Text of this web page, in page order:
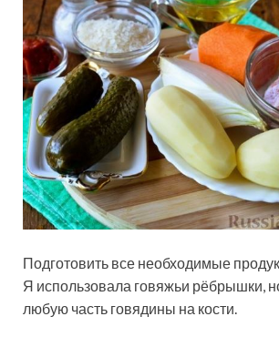
Подготовить все необходимые
Я использовала говяжьи рёбрышки,
любую часть говядины на кости.